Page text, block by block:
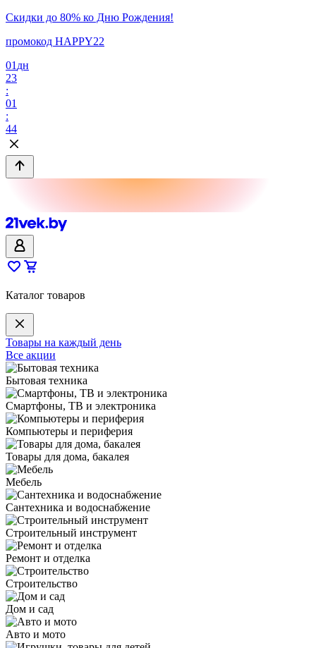
Скидки до 80% ко Дню Рождения!
промокод HAPPY22
01 дн
23
:
01
:
44
Каталог товаров
Товары на каждый день
Все акции
Бытовая техника
Смартфоны, ТВ и электроника
Компьютеры и периферия
Товары для дома, бакалея
Мебель
Сантехника и водоснабжение
Строительный инструмент
Ремонт и отделка
Строительство
Дом и сад
Авто и мото